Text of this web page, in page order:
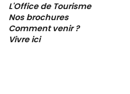
L'Office de Tourisme
Nos brochures
Comment venir ?
Vivre ici